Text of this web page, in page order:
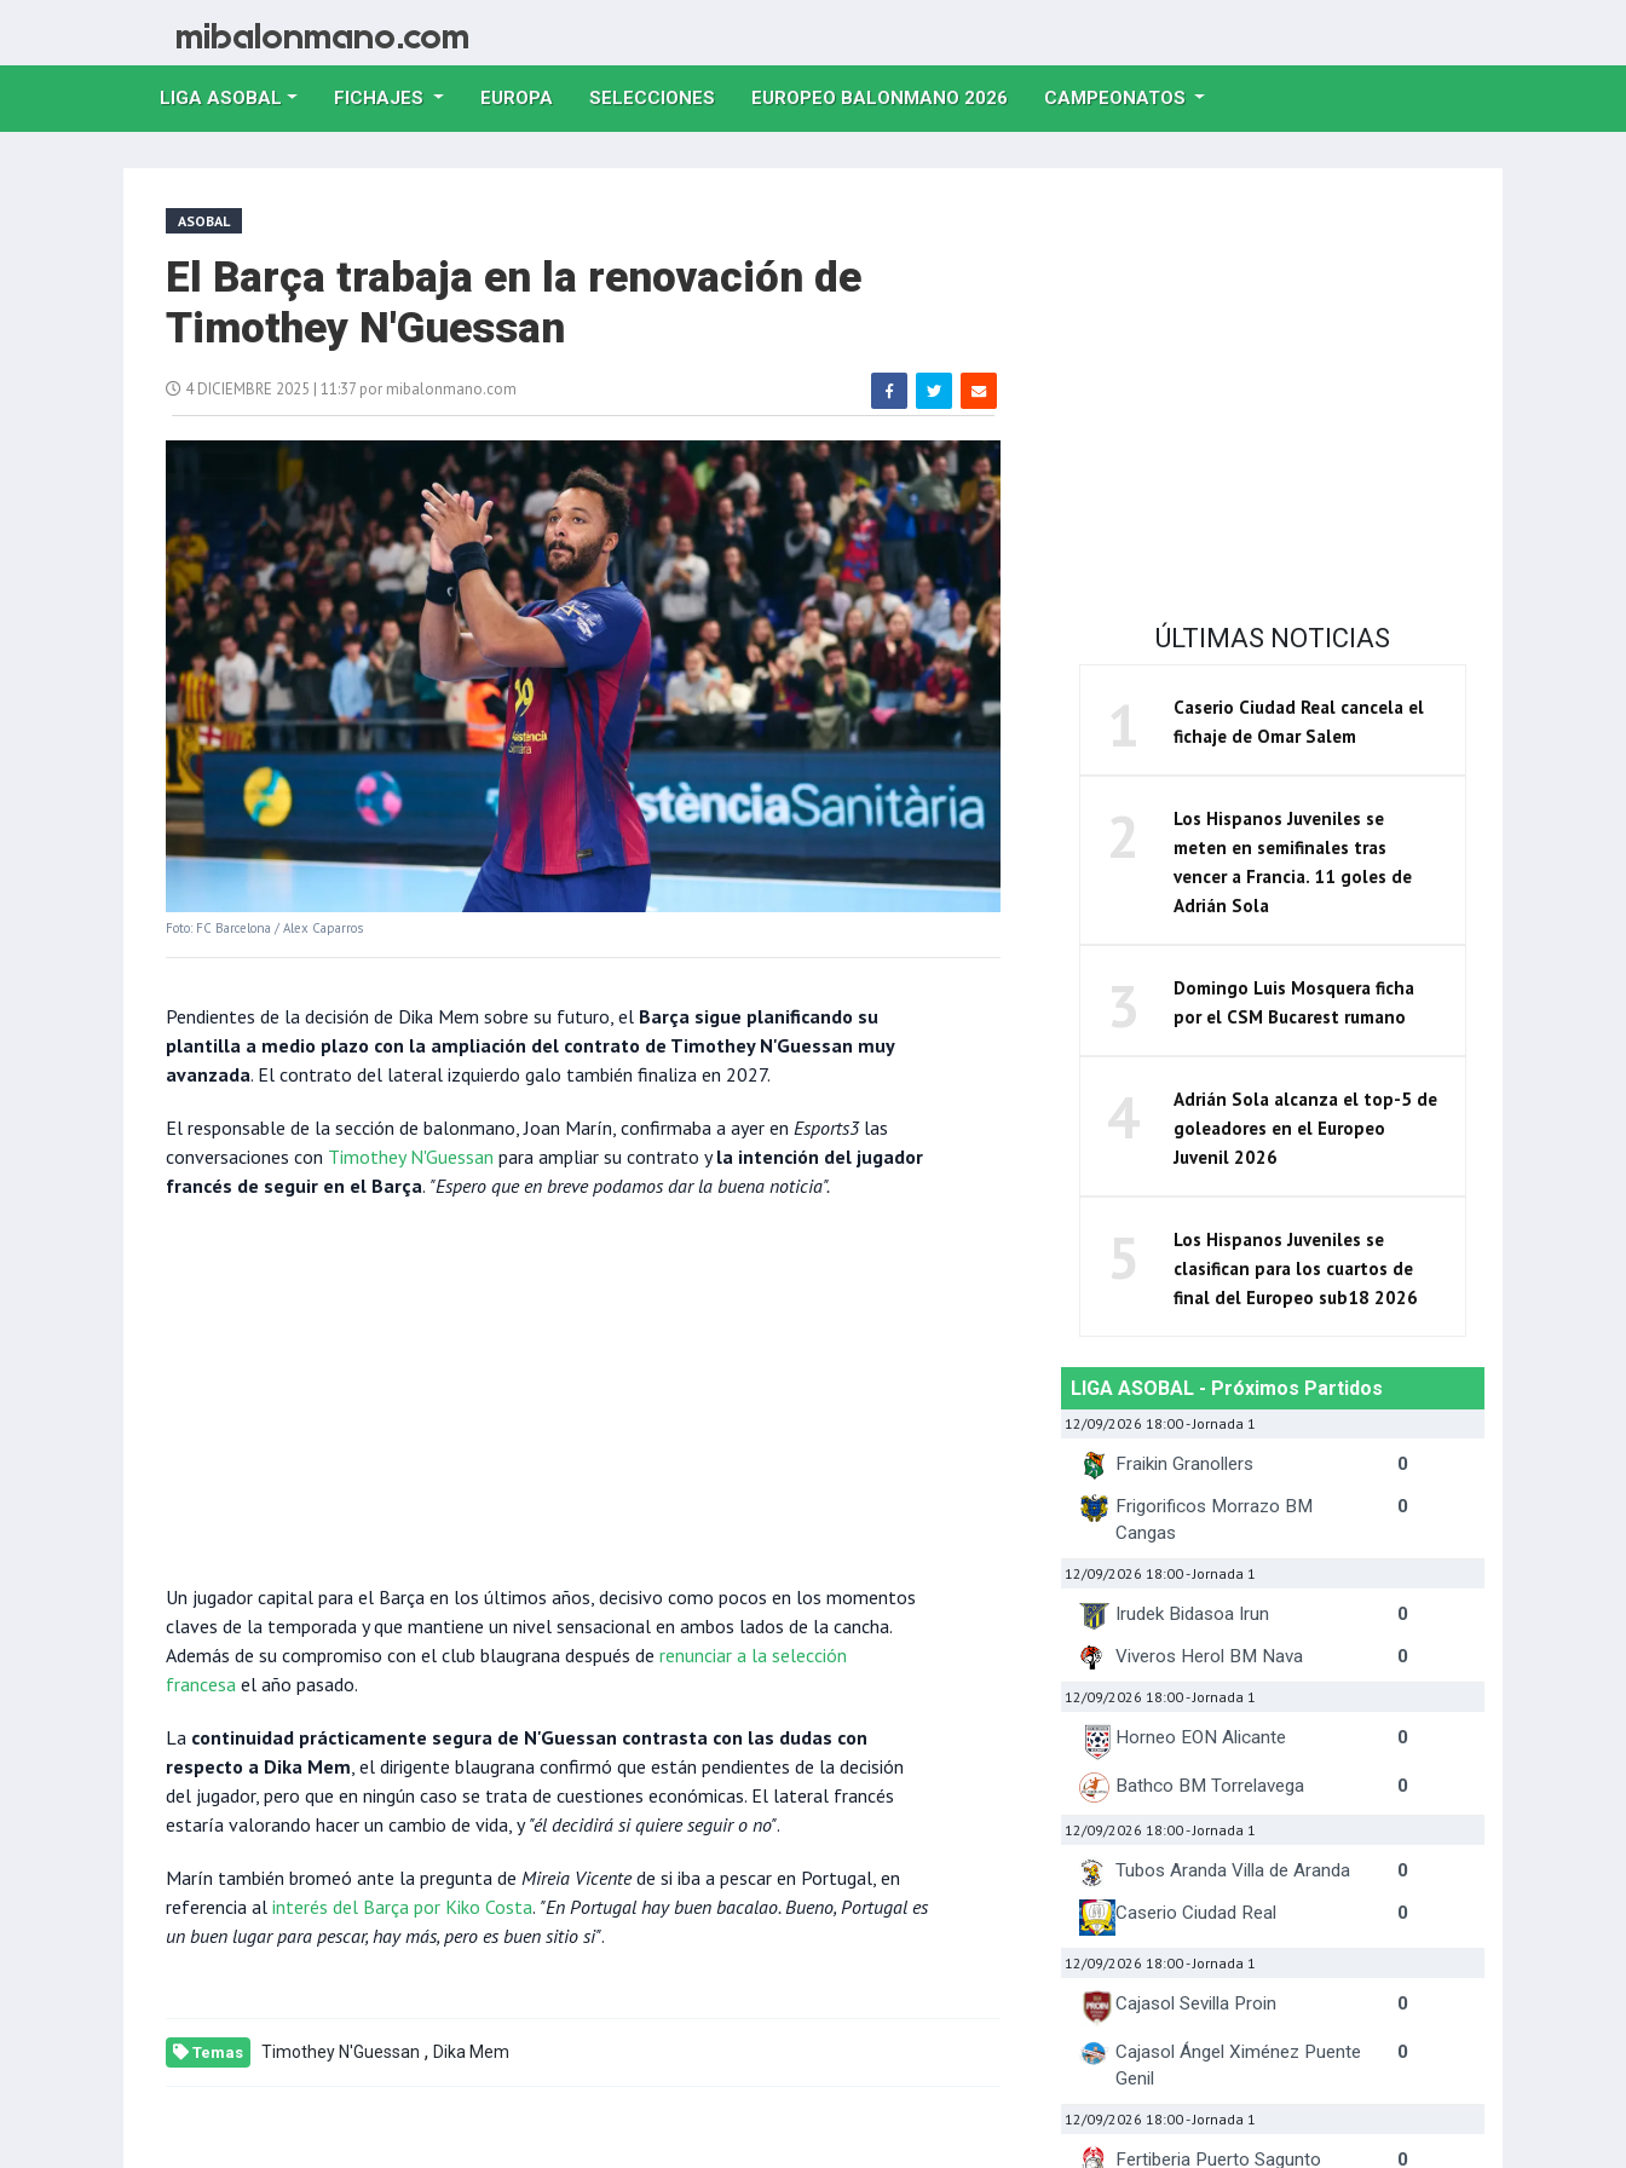
LIGA ASOBAL FICHAJES EUROPA(CURRENT)
SELECCIONES(CURRENT)
EUROPEO BALONMANO 2026(CURRENT)
CAMPEONATOS
ASOBAL
El Barça trabaja en la renovación de
Timothey N'Guessan
4 DICIEMBRE 2025 | 11:37 por mibalonmano.com
Foto: FC Barcelona / Alex Caparros
Pendientes de la decisión de Dika Mem sobre su futuro, el Barça sigue planificando su
plantilla a medio plazo con la ampliación del contrato de Timothey N'Guessan muy
avanzada. El contrato del lateral izquierdo galo también finaliza en 2027.
El responsable de la sección de balonmano, Joan Marín, confirmaba a ayer en Esports3las
conversaciones con Timothey N'Guessan para ampliar su contrato yla intención del jugador
francés de seguir en el Barça. "Espero que en breve podamos dar la buena noticia".
Un jugador capital para el Barça en los últimos años, decisivo como pocos en los momentos
claves de la temporada y que mantiene un nivel sensacional en ambos lados de la cancha.
Además de su compromiso con el club blaugrana después de renunciar a la selección
francesa el año pasado.
La continuidad prácticamente segura de N'Guessan contrasta con las dudas con
respecto a Dika Mem , el dirigente blaugrana confirmó que están pendientes de la decisión
del jugador, pero que en ningún caso se trata de cuestiones económicas. El lateral francés
estaría valorando hacer un cambio de vida, y"él decidirá si quiere seguir o no".
Marín también bromeó ante la pregunta de Mireia Vicentede si iba a pescar en Portugal, en
referencia al interés del Barça por Kiko Costa. "En Portugal hay buen bacalao. Bueno, Portugal es
un buen lugar para pescar, hay más, pero es buen sitio si".
Temas Timothey N'Guessan , Dika Mem
ÚLTIMAS NOTICIAS
1
Caserio Ciudad Real cancela el
fichaje de Omar Salem
2
Los Hispanos Juveniles se
meten en semifinales tras
vencer a Francia. 11 goles de
Adrián Sola
3
Domingo Luis Mosquera ficha
por el CSM Bucarest rumano
4
Adrián Sola alcanza el top-5 de
goleadores en el Europeo
Juvenil 2026
5
Los Hispanos Juveniles se
clasifican para los cuartos de
final del Europeo sub18 2026
LIGA ASOBAL - Próximos Partidos
12/09/2026 18:00- Jornada 1
Fraikin Granollers
0
Frigorificos Morrazo BM
Cangas
0
12/09/2026 18:00- Jornada 1
Irudek Bidasoa Irun
0
Viveros Herol BM Nava
0
12/09/2026 18:00- Jornada 1
Horneo EON Alicante 0
Bathco BM Torrelavega 0
12/09/2026 18:00- Jornada 1
Tubos Aranda Villa de Aranda
0
Caserio Ciudad Real
0
12/09/2026 18:00- Jornada 1
Cajasol Sevilla Proin 0
Cajasol Ángel Ximénez Puente
Genil
0
12/09/2026 18:00- Jornada 1
Fertiberia Puerto Sagunto
0